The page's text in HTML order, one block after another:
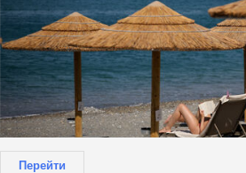
Перейти